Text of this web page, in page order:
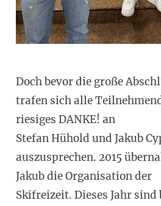
Doch bevor die große
trafen sich alle
riesiges DANKE! an
Stefan Hühold und Jakub
auszusprechen. 2015
Jakub die Organisation der
Skifreizeit. Dieses Jahr sind